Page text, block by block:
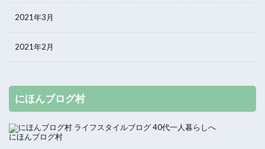
2021年3月
2021年2月
にほんブログ村
にほんブログ村